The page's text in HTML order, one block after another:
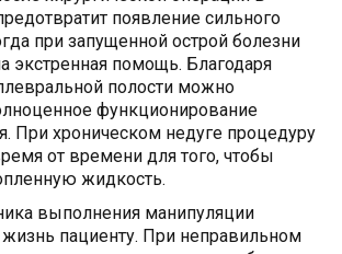
появление сильного
при запущенной острой болезни
экстренная помощь. Благодаря
полости можно
функционирование
При хроническом недуге процедуру
от времени для того, чтобы
жидкость.
выполнения манипуляции
пациенту. При неправильном